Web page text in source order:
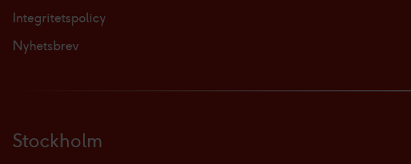
Integritetspolicy
Nyhetsbrev
Stockholm